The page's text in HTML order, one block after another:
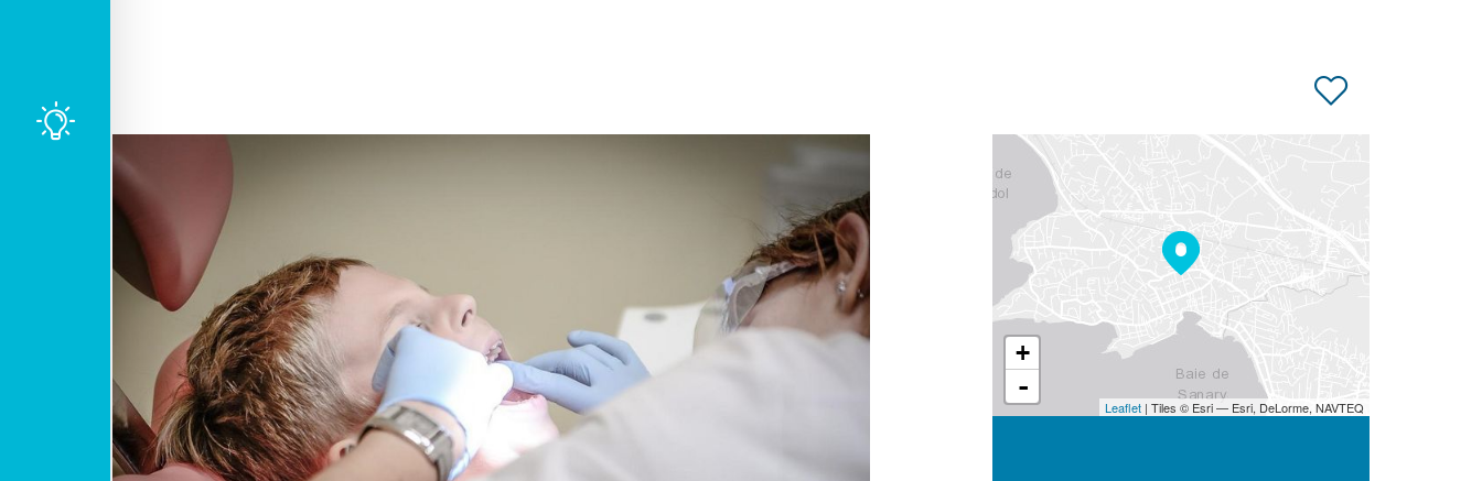
+
-
Leaflet | Tiles © Esri — Esri, DeLorme, NAVTEQ